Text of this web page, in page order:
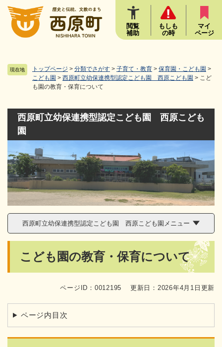
メニューを飛ばして本文へ
閲覧
補助
もしも
の時
マイ
ページ
現在地 トップページ > 分類でさがす > 子育て・教育 > 保育園・こども園 >
こども園 > 西原町立幼保連携型認定こども園 西原こども園 > こど
も園の教育・保育について
西原町立幼保連携型認定こども園 西原こども
園
西原町立幼保連携型認定こども園 西原こども園メニュー
こども園の教育・保育について
ページID：0012195 更新日：2026年4月1日更新
ページ内目次